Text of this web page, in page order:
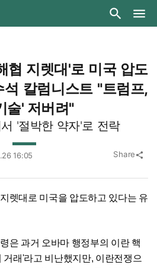
협 지렛대'로 미국 압도
칼럼니스트 "트럼프,
술' 저버려"
'절박한 약자'로 전락
16:05 Share share
렛대로 미국을 압도하고 있다는 유
은 과거 오바마 행정부의 이란 핵
거래'라고 비난했지만, 이란전쟁으